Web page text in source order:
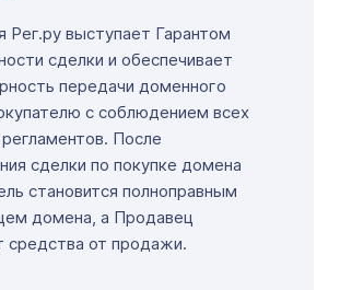
Рег.ру выступает Гарантом
сделки и обеспечивает
передачи доменного
с соблюдением всех
После
сделки по покупке домена
становится полноправным
домена, а Продавец
средства от продажи.